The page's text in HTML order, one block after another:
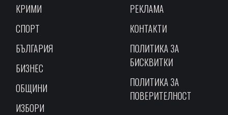
КРИМИ
СПОРТ
БЪЛГАРИЯ
БИЗНЕС
ОБЩИНИ
ИЗБОРИ
РЕКЛАМА
КОНТАКТИ
ПОЛИТИКА ЗА
БИСКВИТКИ
ПОЛИТИКА ЗА
ПОВЕРИТЕЛНОСТ